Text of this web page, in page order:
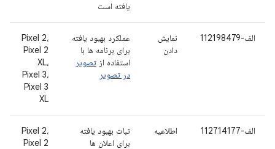
یافته است
الف-112198479
نمایش
دادن
عملکرد بهبود یافته
برای برنامه ها با
استفاده از تصویر
در تصویر
Pixel 2،
Pixel 2
XL،
Pixel 3،
Pixel 3
XL
الف-112714177 اطلاعیه
ثبات بهبود یافته
برای اعلان ها
Pixel 2،
Pixel 2